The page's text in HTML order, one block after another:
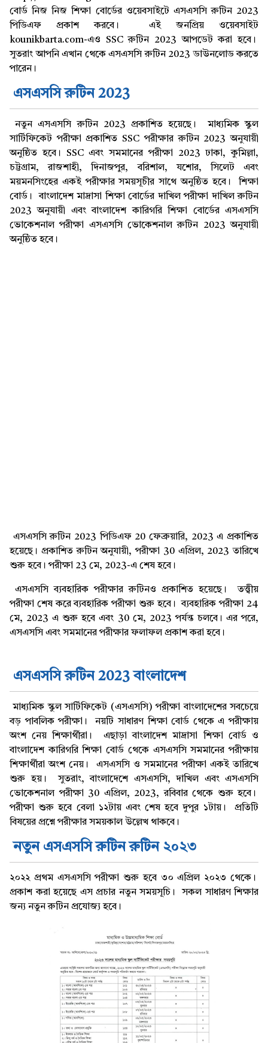
বোর্ড নিজ নিজ শিক্ষা বোর্ডের ওয়েবসাইটে এসএসসি রুটিন 2023
পিডিএফ প্রকাশ করবে। এই জনপ্রিয় ওয়েবসাইট
kounikbarta.com-এও SSC রুটিন 2023 আপডেট করা হবে।
সুতরাং আপনি এখান থেকে এসএসসি রুটিন 2023 ডাউনলোড করতে
পারেন।
এসএসসি রুটিন 2023
নতুন এসএসসি রুটিন 2023 প্রকাশিত হয়েছে। মাধ্যমিক স্কুল
সার্টিফিকেট পরীক্ষা প্রকাশিত SSC পরীক্ষার রুটিন 2023 অনুযায়ী
অনুষ্ঠিত হবে। SSC এবং সমমানের পরীক্ষা 2023 ঢাকা, কুমিল্লা,
চট্টগ্রাম, রাজশাহী, দিনাজপুর, বরিশাল, যশোর, সিলেট এবং
ময়মনসিংহের একই পরীক্ষার সময়সূচীর সাথে অনুষ্ঠিত হবে। শিক্ষা
বোর্ড। বাংলাদেশ মাদ্রাসা শিক্ষা বোর্ডের দাখিল পরীক্ষা দাখিল রুটিন
2023 অনুযায়ী এবং বাংলাদেশ কারিগরি শিক্ষা বোর্ডের এসএসসি
ভোকেশনাল পরীক্ষা এসএসসি ভোকেশনাল রুটিন 2023 অনুযায়ী
অনুষ্ঠিত হবে।
এসএসসি রুটিন 2023 পিডিএফ 20 ফেব্রুয়ারি, 2023 এ প্রকাশিত
হয়েছে। প্রকাশিত রুটিন অনুযায়ী, পরীক্ষা 30 এপ্রিল, 2023 তারিখে
শুরু হবে। পরীক্ষা 23 মে, 2023-এ শেষ হবে।
এসএসসি ব্যবহারিক পরীক্ষার রুটিনও প্রকাশিত হয়েছে। তত্ত্বীয়
পরীক্ষা শেষ করে ব্যবহারিক পরীক্ষা শুরু হবে। ব্যবহারিক পরীক্ষা 24
মে, 2023 এ শুরু হবে এবং 30 মে, 2023 পর্যন্ত চলবে। এর পরে,
এসএসসি এবং সমমানের পরীক্ষার ফলাফল প্রকাশ করা হবে।
এসএসসি রুটিন 2023 বাংলাদেশ
মাধ্যমিক স্কুল সার্টিফিকেট (এসএসসি) পরীক্ষা বাংলাদেশের সবচেয়ে
বড় পাবলিক পরীক্ষা। নয়টি সাধারণ শিক্ষা বোর্ড থেকে এ পরীক্ষায়
অংশ নেয় শিক্ষার্থীরা। এছাড়া বাংলাদেশ মাদ্রাসা শিক্ষা বোর্ড ও
বাংলাদেশ কারিগরি শিক্ষা বোর্ড থেকে এসএসসি সমমানের পরীক্ষায়
শিক্ষার্থীরা অংশ নেয়। এসএসসি ও সমমানের পরীক্ষা একই তারিখে
শুরু হয়। সুতরাং, বাংলাদেশে এসএসসি, দাখিল এবং এসএসসি
ভোকেশনাল পরীক্ষা 30 এপ্রিল, 2023, রবিবার থেকে শুরু হবে।
পরীক্ষা শুরু হবে বেলা ১২টায় এবং শেষ হবে দুপুর ১টায়। প্রতিটি
বিষয়ের প্রশ্নে পরীক্ষার সময়কাল উল্লেখ থাকবে।
নতুন এসএসসি রুটিন রুটিন ২০২৩
২০২২ প্রথম এসএসসি পরীক্ষা শুরু হবে ৩০ এপ্রিল ২০২৩ থেকে।
প্রকাশ করা হয়েছে এস প্রচার নতুন সময়সূচি। সকল সাধারণ শিক্ষার
জন্য নতুন রুটিন প্রযোজ্য হবে।